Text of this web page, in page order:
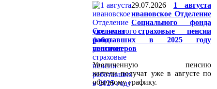
29.07.2026
1 августа
ивановское Отделение
Социального фонда
увеличит страховые пенсии
работавших в 2025 году
пенсионеров
Увеличенную пенсию
жители получат уже в августе по
обычному графику.